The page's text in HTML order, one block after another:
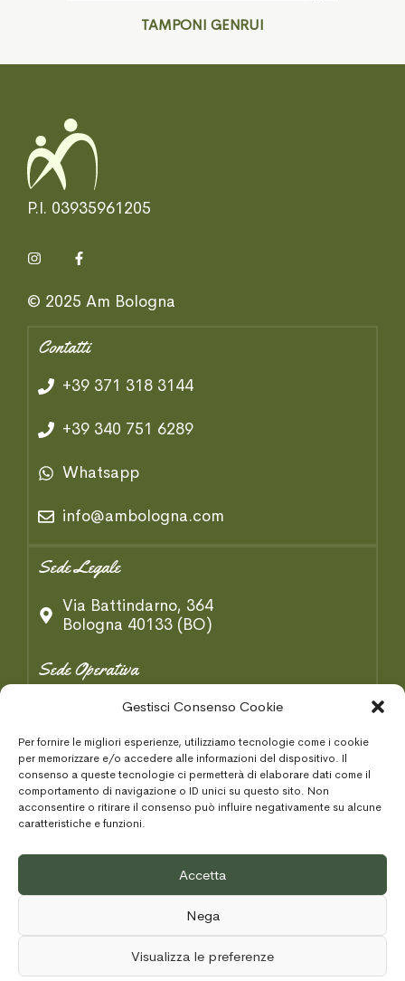
Gestisci Consenso Cookie
Per fornire le migliori esperienze, utilizziamo tecnologie come i cookie
per memorizzare e/o accedere alle informazioni del dispositivo. Il
consenso a queste tecnologie ci permetterà di elaborare dati come il
comportamento di navigazione o ID unici su questo sito. Non
acconsentire o ritirare il consenso può influire negativamente su alcune
caratteristiche e funzioni.
Accetta
Nega
Visualizza le preferenze
TAMPONI GENRUI
P.I. 03935961205
© 2025 Am Bologna
Contatti
+39 371 318 3144
+39 340 751 6289
Whatsapp
info@ambologna.com
Sede Legale
Via Battindarno, 364
Bologna 40133 (BO)
Sede Operativa
Via B. Tosarelli, 334/2
Condizioni Generaki
Privacy Policy
Cookie Policy
Area Tecnica
Schede Tecniche